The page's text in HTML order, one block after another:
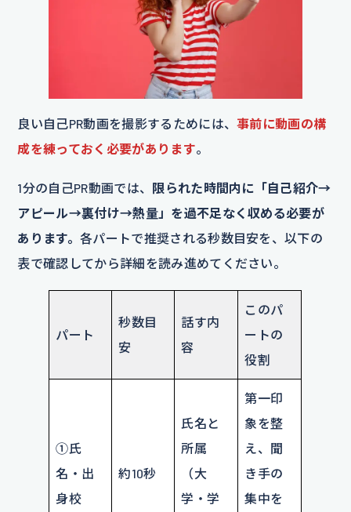
良い自己PR動画を撮影するためには、事前に動画の構
成を練っておく必要があります。
1分の自己PR動画では、 限られた時間内に「自己紹介→
アピール→裏付け→熱量」を過不足なく収める必要が
あります。 各パートで推奨される秒数目安を、以下の
表で確認してから詳細を読み進めてください。
パート
秒数目
安
話す内
容
このパ
ートの
役割
①氏
名・出
身校
約10秒
氏名と
所属
（大
学・学
第一印
象を整
え、聞
き手の
集中を